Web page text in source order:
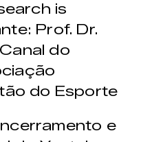
is
Prof. Dr.
do
do Esporte
e